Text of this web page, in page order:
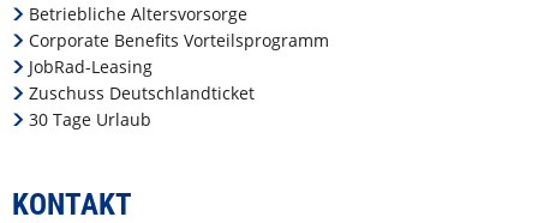
Betriebliche Altersvorsorge
Corporate Benefits Vorteilsprogramm
JobRad-Leasing
Zuschuss Deutschlandticket
30 Tage Urlaub
KONTAKT